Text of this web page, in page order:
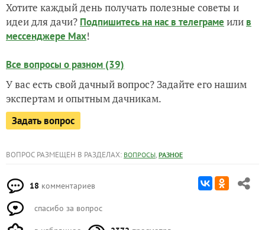
Хотите каждый день получать полезные советы и
идеи для дачи? Подпишитесь на нас в телеграме или в
мессенджере Max!
Все вопросы о разном (39)
У вас есть свой дачный вопрос? Задайте его нашим
экспертам и опытным дачникам.
Задать вопрос
ВОПРОС РАЗМЕЩЕН В РАЗДЕЛАХ: ВОПРОСЫ, РАЗНОЕ
18 комментариев
спасибо за вопрос